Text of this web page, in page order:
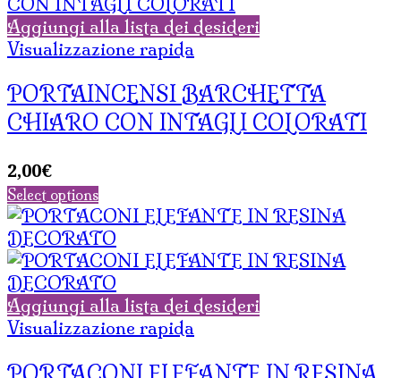
Aggiungi alla lista dei desideri
Visualizzazione rapida
PORTAINCENSI BARCHETTA
CHIARO CON INTAGLI COLORATI
2,00€
Select options
Aggiungi alla lista dei desideri
Visualizzazione rapida